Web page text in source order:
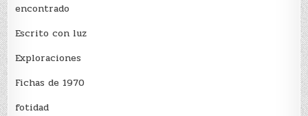
encontrado
Escrito con luz
Exploraciones
Fichas de 1970
fotidad